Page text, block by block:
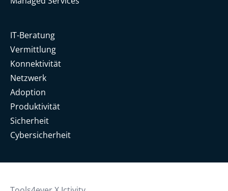
IT-Beratung
Vermittlung
Konnektivität
Netzwerk
Adoption
Produktivität
Sicherheit
Cybersicherheit